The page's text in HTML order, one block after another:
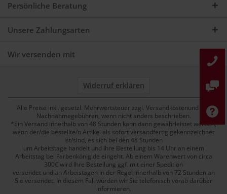
Persönliche Beratung
Unsere Zahlungsarten
Wir versenden mit
Widerruf erklären
Alle Preise inkl. gesetzl. Mehrwertsteuer zzgl. Versandkostenund ggf.
Nachnahmegebühren, wenn nicht anders beschrieben.
*Ein Versand innerhalb von 48 Stunden kann dann gewährleistet werden,
wenn der/die bestellte/n Artikel als sofort versandfertig gekennzeichnet
ist/sind, es sich bei den 48 Stunden
um Arbeitstage handelt und Ihre Bestellung bis 14 Uhr an einem
Arbeitstag bei Farbenkönig.de eingeht. Ab einem Warenwert von circa
300€ wird Ihre Bestellung ggf. mit einer Spedition
versendet und an Arbeistagen in der Regel innerhalb von 72 Stunden an
Sie versendet. In diesem Fall würden wir Sie telefonisch vorab darüber
informieren.